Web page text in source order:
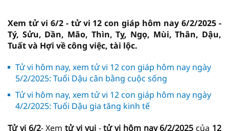
Xem tử vi 6/2 - tử vi 12 con giáp hôm nay 6/2/2025 -
Tý, Sửu, Dần, Mão, Thìn, Tỵ, Ngọ, Mùi, Thân, Dậu,
Tuất và Hợi về công việc, tài lộc.
Tử vi hôm nay, xem tử vi 12 con giáp hôm nay ngày
5/2/2025: Tuổi Dậu cân bằng cuộc sống
Tử vi hôm nay, xem tử vi 12 con giáp hôm nay ngày
4/2/2025: Tuổi Dậu gia tăng kinh tế
Tử vi 6/2- Xemtử vi vui -tử vi hôm nay 6/2/2025 của 12